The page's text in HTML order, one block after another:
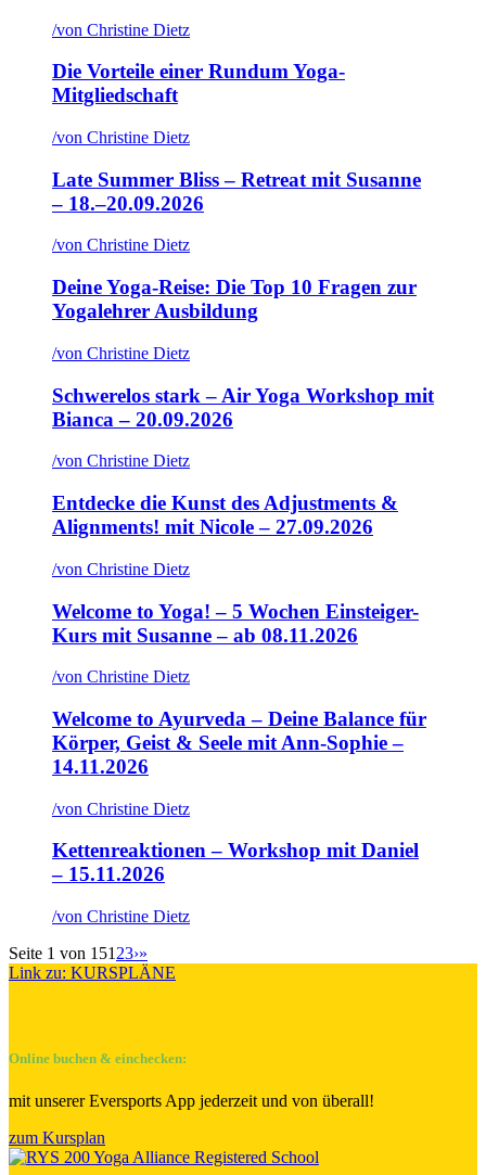
/von Christine Dietz
Die Vorteile einer Rundum Yoga-
Mitgliedschaft
/von Christine Dietz
Late Summer Bliss – Retreat mit Susanne
– 18.–20.09.2026
/von Christine Dietz
Deine Yoga-Reise: Die Top 10 Fragen zur
Yogalehrer Ausbildung
/von Christine Dietz
Schwerelos stark – Air Yoga Workshop mit
Bianca – 20.09.2026
/von Christine Dietz
Entdecke die Kunst des Adjustments &
Alignments! mit Nicole – 27.09.2026
/von Christine Dietz
Welcome to Yoga! – 5 Wochen Einsteiger-
Kurs mit Susanne – ab 08.11.2026
/von Christine Dietz
Welcome to Ayurveda – Deine Balance für
Körper, Geist & Seele mit Ann-Sophie –
14.11.2026
/von Christine Dietz
Kettenreaktionen – Workshop mit Daniel
– 15.11.2026
/von Christine Dietz
Seite 1 von 151 23›»
Link zu: KURSPLÄNE
Online buchen & einchecken:
mit unserer Eversports App jederzeit und von überall!
zum Kursplan